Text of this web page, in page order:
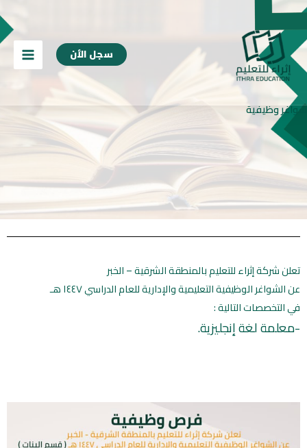
content
تخطي
إلى
المحتوى
سجل الأن
شواغر وظيفية
تعلن شركة إثراء للتعليم بالمنطقة الشرقية – الخبر
‏عن الشواغر الوظيفية التعليمية والإدارية للعام الدراسي ١٤٤٧ هـ
‏في التخصصات التالية :
-معلمة لغة إنجليزية.